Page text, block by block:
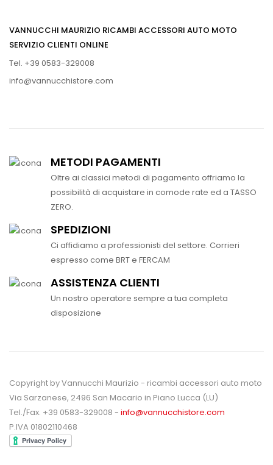
VANNUCCHI MAURIZIO RICAMBI ACCESSORI AUTO MOTO
SERVIZIO CLIENTI ONLINE
Tel. +39 0583-329008
info@vannucchistore.com
METODI PAGAMENTI
Oltre ai classici metodi di pagamento offriamo la
possibilità di acquistare in comode rate ed a TASSO
ZERO.
SPEDIZIONI
Ci affidiamo a professionisti del settore. Corrieri
espresso come BRT e FERCAM
ASSISTENZA CLIENTI
Un nostro operatore sempre a tua completa
disposizione
Copyright by Vannucchi Maurizio - ricambi accessori auto moto
Via Sarzanese, 2496 San Macario in Piano Lucca (LU)
Tel./Fax. +39 0583-329008 - info@vannucchistore.com
P.IVA 01802110468